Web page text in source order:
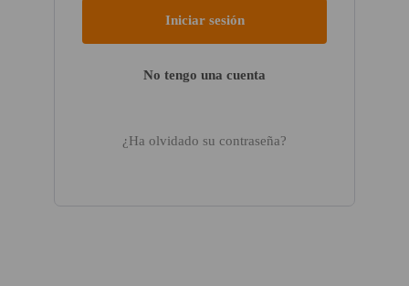
No tengo una cuenta
¿Ha olvidado su contraseña?